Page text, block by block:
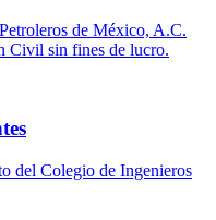
de México, A.C.
Civil sin fines de lucro.
del Colegio de Ingenieros